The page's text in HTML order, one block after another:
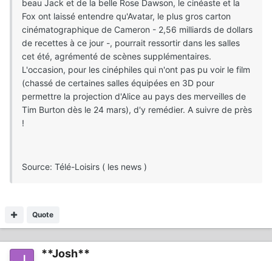
beau Jack et de la belle Rose Dawson, le cinéaste et la
Fox ont laissé entendre qu'Avatar, le plus gros carton
cinématographique de Cameron - 2,56 milliards de dollars
de recettes à ce jour -, pourrait ressortir dans les salles
cet été, agrémenté de scènes supplémentaires.
L'occasion, pour les cinéphiles qui n'ont pas pu voir le film
(chassé de certaines salles équipées en 3D pour
permettre la projection d'Alice au pays des merveilles de
Tim Burton dès le 24 mars), d'y remédier. A suivre de près
!
Source: Télé-Loisirs ( les news )
Quote
**Josh**